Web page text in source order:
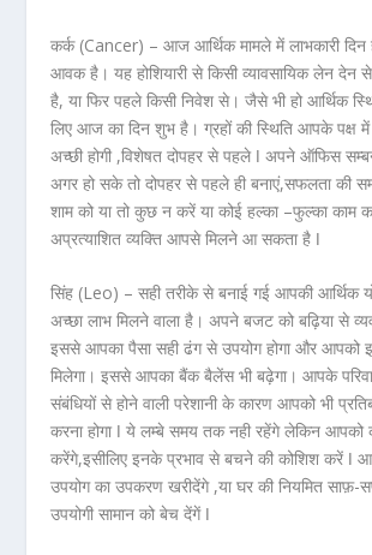
कर्क (Cancer) – आज आर्थिक मामले में लाभकारी
आवक है। यह होशियारी से किसी व्यावसायिक लेन देन
है, या फिर पहले किसी निवेश से। जैसे भी हो आर्थिक
लिए आज का दिन शुभ है। ग्रहों की स्थिति आपके पक्ष
अच्छी होगी ,विशेषत दोपहर से पहले ǀ अपने ऑफिस
अगर हो सके तो दोपहर से पहले ही बनाएं,सफलता की
शाम को या तो कुछ न करें या कोई हल्का –फुल्का काम
अप्रत्याशित व्यक्ति आपसे मिलने आ सकता है ǀ
सिंह (Leo) –सही तरीके से बनाई गई आपकी आर्थिक
अच्छा लाभ मिलने वाला है। अपने बजट को बढ़िया से
इससे आपका पैसा सही ढंग से उपयोग होगा और आपको
मिलेगा। इससे आपका बैंक बैलेंस भी बढ़ेगा। आपके
संबंधियों से होने वाली परेशानी के कारण आपको भी
करना होगा ǀ ये लम्बे समय तक नही रहेंगे लेकिन आपको
करेंगे,इसीलिए इनके प्रभाव से बचने की कोशिश करें
उपयोग का उपकरण खरीदेंगे ,या घर की नियमित
उपयोगी सामान को बेच देंगें ǀ